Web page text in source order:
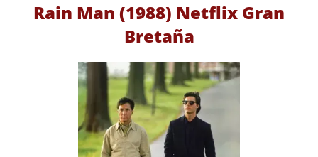
Rain Man (1988) Netflix Gran
Bretaña